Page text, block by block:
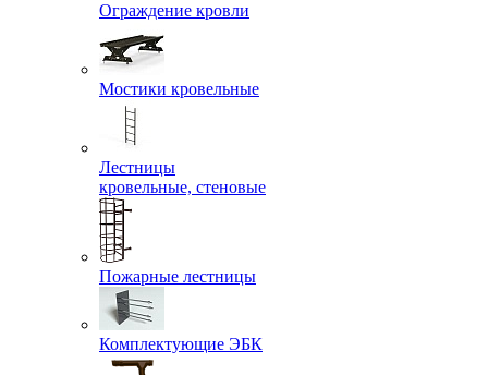
Ограждение кровли
Мостики кровельные
Лестницы
кровельные, стеновые
Пожарные лестницы
Комплектующие ЭБК